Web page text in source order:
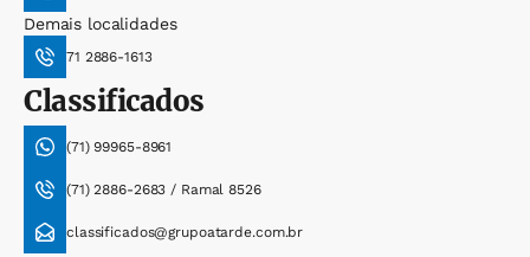
Demais localidades
71 2886-1613
Classificados
(71) 99965-8961
(71) 2886-2683 / Ramal 8526
classificados@grupoatarde.com.br